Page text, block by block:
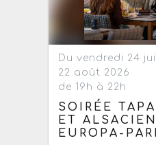
Du vendredi 24
22 août 2026
de 19h à 22h
SOIRÉE
ET
EUROPA-